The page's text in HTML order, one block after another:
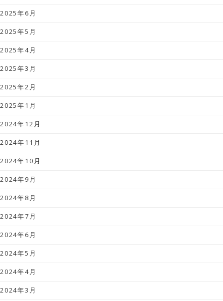
2025年6月
2025年5月
2025年4月
2025年3月
2025年2月
2025年1月
2024年12月
2024年11月
2024年10月
2024年9月
2024年8月
2024年7月
2024年6月
2024年5月
2024年4月
2024年3月